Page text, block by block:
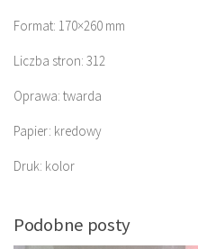
Format: 170×260 mm
Liczba stron: 312
Oprawa: twarda
Papier: kredowy
Druk: kolor
Podobne posty